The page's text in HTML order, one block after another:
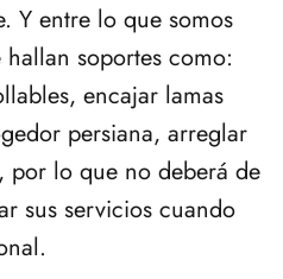
Y entre lo que somos
soportes como:
encajar lamas
persiana, arreglar
por lo que no deberá de
sus servicios cuando